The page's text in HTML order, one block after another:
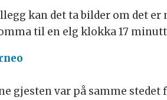
kan det ta bilder om det er
til en elg klokka 17
gjesten var på samme stedet